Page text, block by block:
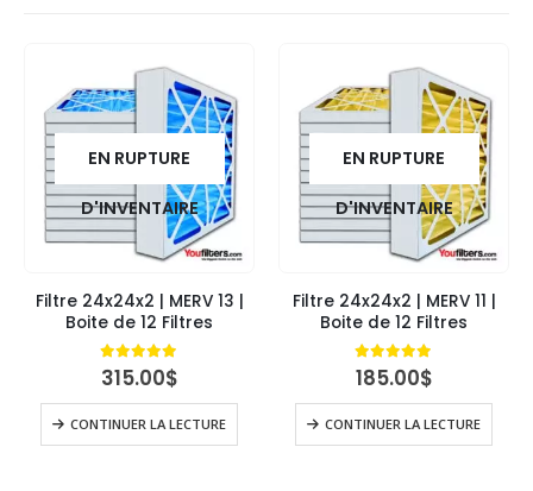
EN RUPTURE
D'INVENTAIRE
Filtre 24x24x2 | MERV 13 |
Boite de 12 Filtres
4.84 out of 5
315.00$
CONTINUER LA LECTURE
EN RUPTURE
D'INVENTAIRE
Filtre 24x24x2 | MERV 11 |
Boite de 12 Filtres
4.89 out of 5
185.00$
CONTINUER LA LECTURE